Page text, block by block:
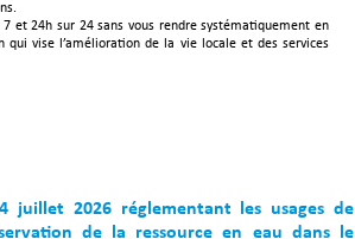
et 24h sur 24 sans vous rendre systématiquement en
qui vise l’amélioration de la vie locale et des services
juillet 2026 réglementant les usages de
de la ressource en eau dans le